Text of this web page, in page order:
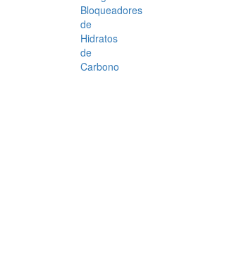
Bloqueadores
de
Hidratos
de
Carbono